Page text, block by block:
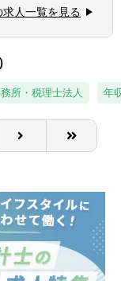
人一覧を見る
所・税理士法人 年